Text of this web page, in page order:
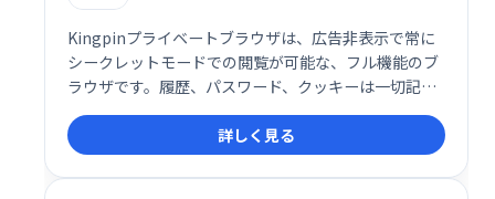
Kingpinプライベートブラウザは、広告非表示で常に
シークレットモードでの閲覧が可能な、フル機能のブ
ラウザです。履歴、パスワード、クッキーは一切記録
されません。デフォルトではGoogle検索を使用しま
すが、DuckDuckGoへの変更も可能です。プライバシ
ーを重視する方にとって最適な、安心・安全なブラウ
ジング体験を提供します。
詳しく見る